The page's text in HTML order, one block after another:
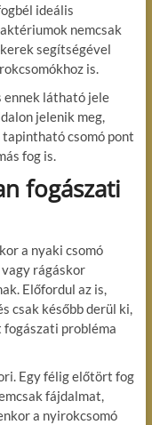
ideális
nemcsak
segítségével
is.
ennek látható jele
jelenik meg,
tapintható csomó pont
fog is.
fogászati
a nyaki csomó
rágáskor
Előfordul az is,
csak később derül ki,
probléma
Egy félig előtört fog
fájdalmat,
a nyirokcsomó